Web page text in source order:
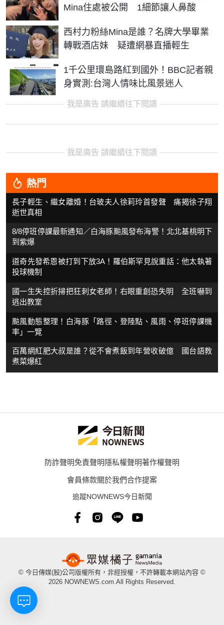
Mina住處被公開 1細節讓人鼻酸
西村力粉絲Mina是誰？名牌大學畢業
轉戰酒店妹 疑遭網暴直播輕生
1千公里環島路紅到國外！BBC記者親
身實測:台灣人情味比風景迷人
我是廣告 請繼續往下閱讀
我是廣告 請繼續往下閱讀
熱門
長子輕生、繼女離婚！台玻夫人徐莉玲首發聲 痛揭徐子翔
逝世真相
8/8停班停課最新通知／白海豚颱風發布海警！北北基桃明下
到紫爆
道奇先發希恩被打到下放3A！羅伯斯罕見說重話：他太執著
投球機制
國一生失控折掃把狂刺女老師！右眼重創恐失明 全班嚇到
逃出教室
颱風動態整理！白海豚「路徑、登陸點、風雨、停班停課機
率」一覽
百萬網紅肥大叔是誰？從不會煮飯到年營收破億 國台語教
煮菜爆紅
防詐聲明免責聲明隱私權聲明著作權聲明
會員條款關於我們合作提案
追蹤NOWNEWS今日新聞
© 今日傳媒(股)公司版權所有，非經授權，不許轉載本網站內容 ©
2026 NOWNEWS.com.All Rights Reserved.